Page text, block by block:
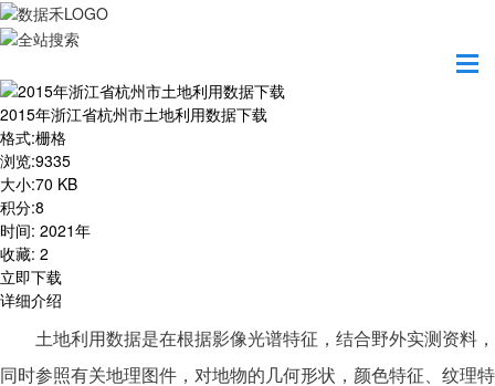
2015年浙江省杭州市土地利用数据下载
格式:栅格
浏览:9335
大小:70 KB
积分:8
时间: 2021年
收藏: 2
立即下载
详细介绍
土地利用数据是在根据影像光谱特征，结合野外实测资料，
同时参照有关地理图件，对地物的几何形状，颜色特征、纹理特